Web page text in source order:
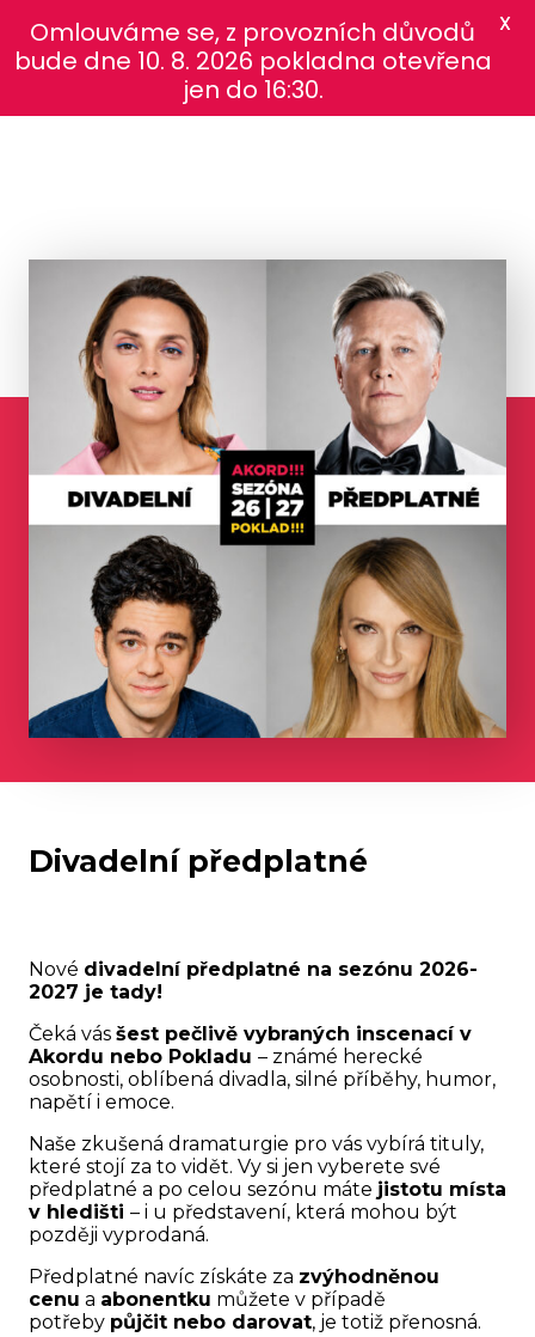
Divadelní předplatné
Nové divadelní předplatné na sezónu 2026-
2027 je tady!
Čeká vás šest pečlivě vybraných inscenací v
Akordu nebo Pokladu – známé herecké
osobnosti, oblíbená divadla, silné příběhy, humor,
napětí i emoce.
Naše zkušená dramaturgie pro vás vybírá tituly,
které stojí za to vidět. Vy si jen vyberete své
předplatné a po celou sezónu máte jistotu místa
v hledišti – i u představení, která mohou být
později vyprodaná.
Předplatné navíc získáte za zvýhodněnou
cenu a abonentku můžete v případě
potřeby půjčit nebo darovat, je totiž přenosná.
Omlouváme se, z provozních důvodů
bude dne 10. 8. 2026 pokladna otevřena
jen do 16:30.
X